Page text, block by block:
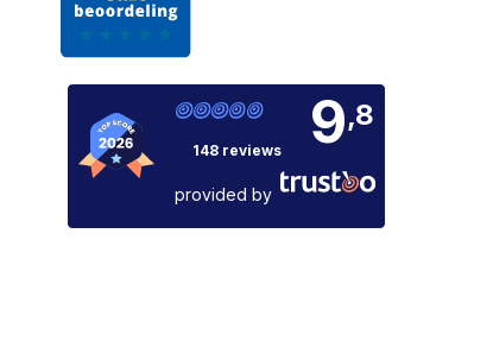
148 reviews 9,8
provided by